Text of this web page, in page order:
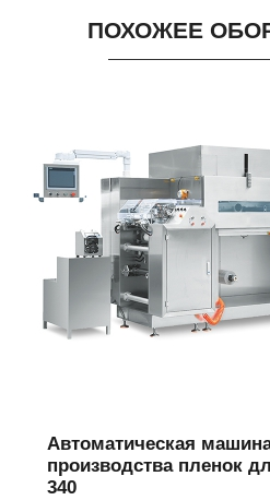
ПОХОЖЕЕ
Автоматическая
производства пленок
340